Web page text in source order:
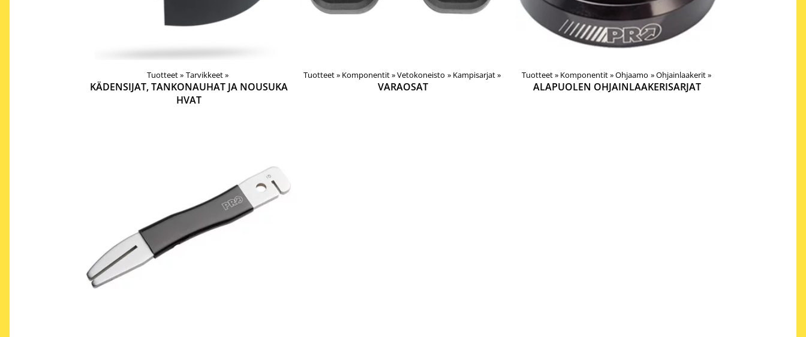
Tuotteet‪» Tarvikkeet‪»
KÄDENSIJAT, TANKONAUHAT JA NOUSUKA
HVAT
Tuotteet‪» Komponentit‪»Vetokoneisto ‪» Kampisarjat‪»
VARAOSAT
Tuotteet‪» Komponentit‪»Ohjaamo ‪»Ohjainlaakerit‪»
ALAPUOLEN OHJAINLAAKERISARJAT